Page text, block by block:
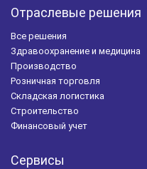
Отраслевые решения
Все решения
Здравоохранение и медицина
Производство
Розничная торговля
Складская логистика
Строительство
Финансовый учет
Сервисы